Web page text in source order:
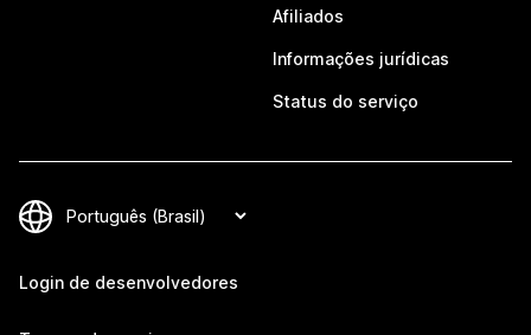
Afiliados
Informações jurídicas
Status do serviço
Login de desenvolvedores